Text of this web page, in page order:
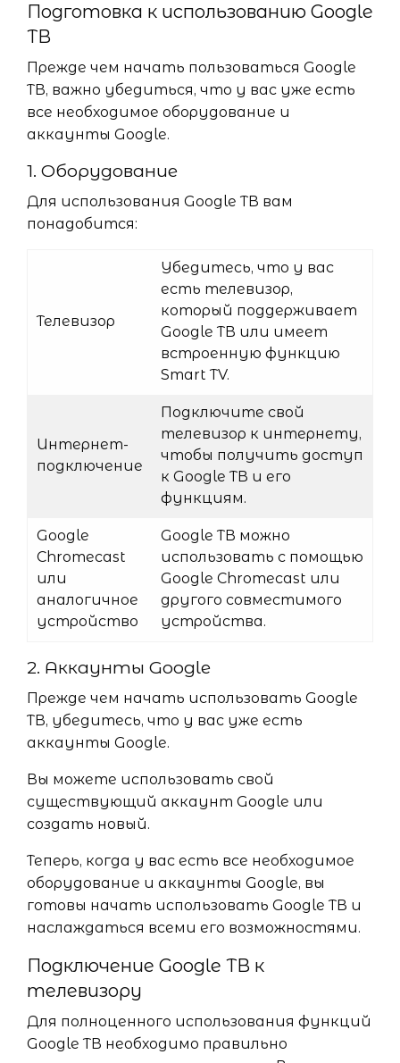
Подготовка к использованию Google
ТВ
Прежде чем начать пользоваться Google
ТВ, важно убедиться, что у вас уже есть
все необходимое оборудование и
аккаунты Google.
1. Оборудование
Для использования Google ТВ вам
понадобится:
Телевизор
Убедитесь, что у вас
есть телевизор,
который поддерживает
Google ТВ или имеет
встроенную функцию
Smart TV.
Интернет-
подключение
Подключите свой
телевизор к интернету,
чтобы получить доступ
к Google ТВ и его
функциям.
Google
Chromecast
или
аналогичное
устройство
Google ТВ можно
использовать с помощью
Google Chromecast или
другого совместимого
устройства.
2. Аккаунты Google
Прежде чем начать использовать Google
ТВ, убедитесь, что у вас уже есть
аккаунты Google.
Вы можете использовать свой
существующий аккаунт Google или
создать новый.
Теперь, когда у вас есть все необходимое
оборудование и аккаунты Google, вы
готовы начать использовать Google ТВ и
наслаждаться всеми его возможностями.
Подключение Google ТВ к
телевизору
Для полноценного использования функций
Google ТВ необходимо правильно